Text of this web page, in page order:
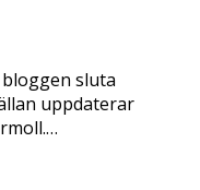
sluta
uppdaterar